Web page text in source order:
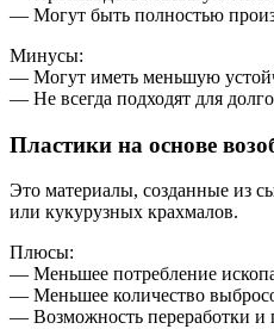
— Могут быть полностью
Минусы:
— Могут иметь меньшую
— Не всегда подходят для
Пластики на основе
Это материалы, созданные из
или кукурузных крахмалов.
Плюсы:
— Меньшее потребление
— Меньшее количество
— Возможность переработки и